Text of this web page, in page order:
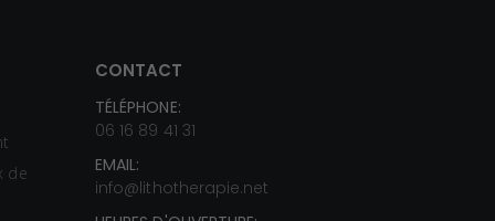
de
CONTACT
TÉLÉPHONE:
06 16 89 41 31
EMAIL:
info@lithotherapie.net